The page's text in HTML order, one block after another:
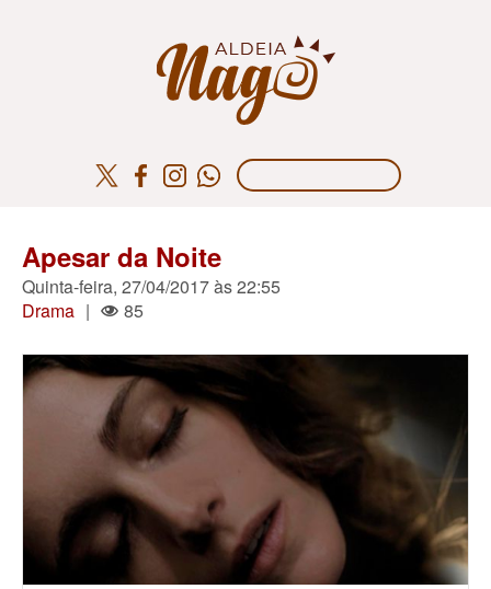
Apesar da Noite
Quinta-feira, 27/04/2017 às 22:55
Drama | 85